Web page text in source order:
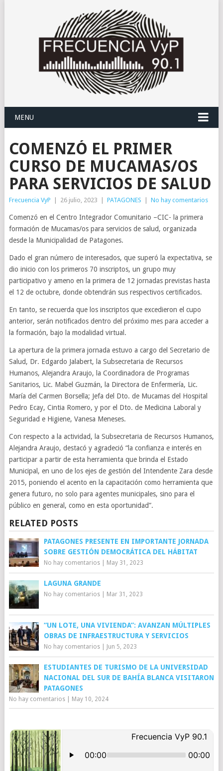
MENU
COMENZÓ EL PRIMER
CURSO DE MUCAMAS/OS
PARA SERVICIOS DE SALUD
Frecuencia VyP 26 julio, 2023 PATAGONES No hay comentarios
Comenzó en el Centro Integrador Comunitario –CIC- la primera
formación de Mucamas/os para servicios de salud, organizada
desde la Municipalidad de Patagones.
Dado el gran número de interesados, que superó la expectativa, se
dio inicio con los primeros 70 inscriptos, un grupo muy
participativo y ameno en la primera de 12 jornadas previstas hasta
el 12 de octubre, donde obtendrán sus respectivos certificados.
En tanto, se recuerda que los inscriptos que excedieron el cupo
anterior, serán notificados dentro del próximo mes para acceder a
la formación, bajo la modalidad virtual.
La apertura de la primera jornada estuvo a cargo del Secretario de
Salud, Dr. Edgardo Jalabert, la Subsecretaria de Recursos
Humanos, Alejandra Araujo, la Coordinadora de Programas
Sanitarios, Lic. Mabel Guzmán, la Directora de Enfermería, Lic.
María del Carmen Borsella; Jefa del Dto. de Mucamas del Hospital
Pedro Ecay, Cintia Romero, y por el Dto. de Medicina Laboral y
Seguridad e Higiene, Vanesa Meneses.
Con respecto a la actividad, la Subsecretaria de Recursos Humanos,
Alejandra Araujo, destacó y agradeció “la confianza e interés en
participar a partir de esta herramienta que brinda el Estado
Municipal, en uno de los ejes de gestión del Intendente Zara desde
2015, poniendo el acento en la capacitación como herramienta que
genera futuro, no solo para agentes municipales, sino para el
público en general, como en esta oportunidad”.
RELATED POSTS
PATAGONES PRESENTE EN IMPORTANTE JORNADA
SOBRE GESTIÓN DEMOCRÁTICA DEL HÁBITAT
No hay comentarios| May 31, 2023
LAGUNA GRANDE
No hay comentarios| Mar 31, 2023
“UN LOTE, UNA VIVIENDA”: AVANZAN MÚLTIPLES
OBRAS DE INFRAESTRUCTURA Y SERVICIOS
No hay comentarios| Jun 5, 2023
ESTUDIANTES DE TURISMO DE LA UNIVERSIDAD
NACIONAL DEL SUR DE BAHÍA BLANCA VISITARON
PATAGONES
No hay comentarios| May 10, 2024